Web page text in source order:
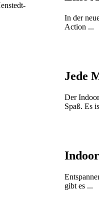
In der
Action ...
Jede
Der
Spaß. Es
gibt es ...